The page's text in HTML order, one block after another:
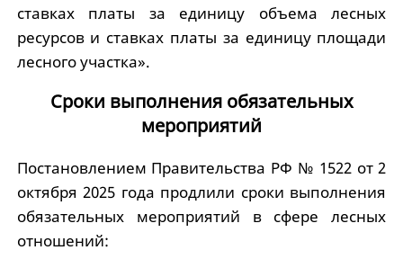
ставках платы за единицу объема лесных
ресурсов и ставках платы за единицу площади
лесного участка».
Сроки выполнения обязательных
мероприятий
Постановлением Правительства РФ № 1522 от 2
октября 2025 года продлили сроки выполнения
обязательных мероприятий в сфере лесных
отношений: